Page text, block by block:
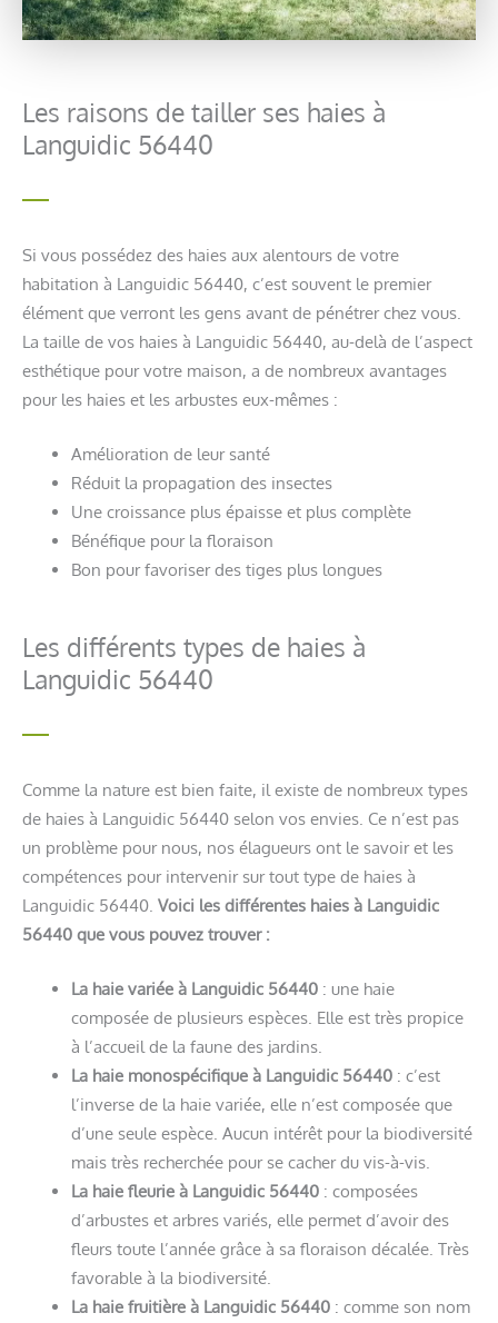
Les raisons de tailler ses haies à
Languidic 56440
Si vous possédez des haies aux alentours de votre
habitation à Languidic 56440, c’est souvent le premier
élément que verront les gens avant de pénétrer chez vous.
La taille de vos haies à Languidic 56440, au-delà de l’aspect
esthétique pour votre maison, a de nombreux avantages
pour les haies et les arbustes eux-mêmes :
Amélioration de leur santé
Réduit la propagation des insectes
Une croissance plus épaisse et plus complète
Bénéfique pour la floraison
Bon pour favoriser des tiges plus longues
Les différents types de haies à
Languidic 56440
Comme la nature est bien faite, il existe de nombreux types
de haies à Languidic 56440 selon vos envies. Ce n’est pas
un problème pour nous, nos élagueurs ont le savoir et les
compétences pour intervenir sur tout type de haies à
Languidic 56440. Voici les différentes haies à Languidic
56440 que vous pouvez trouver :
La haie variée à Languidic 56440: une haie
composée de plusieurs espèces. Elle est très propice
à l’accueil de la faune des jardins.
La haie monospécifique à Languidic 56440: c’est
l’inverse de la haie variée, elle n’est composée que
d’une seule espèce. Aucun intérêt pour la biodiversité
mais très recherchée pour se cacher du vis-à-vis.
La haie fleurie à Languidic 56440: composées
d’arbustes et arbres variés, elle permet d’avoir des
fleurs toute l’année grâce à sa floraison décalée. Très
favorable à la biodiversité.
La haie fruitière à Languidic 56440: comme son nom